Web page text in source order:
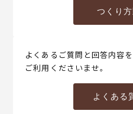
つくり
よくあるご質問と回答内容
ご利用くださいませ。
よくある